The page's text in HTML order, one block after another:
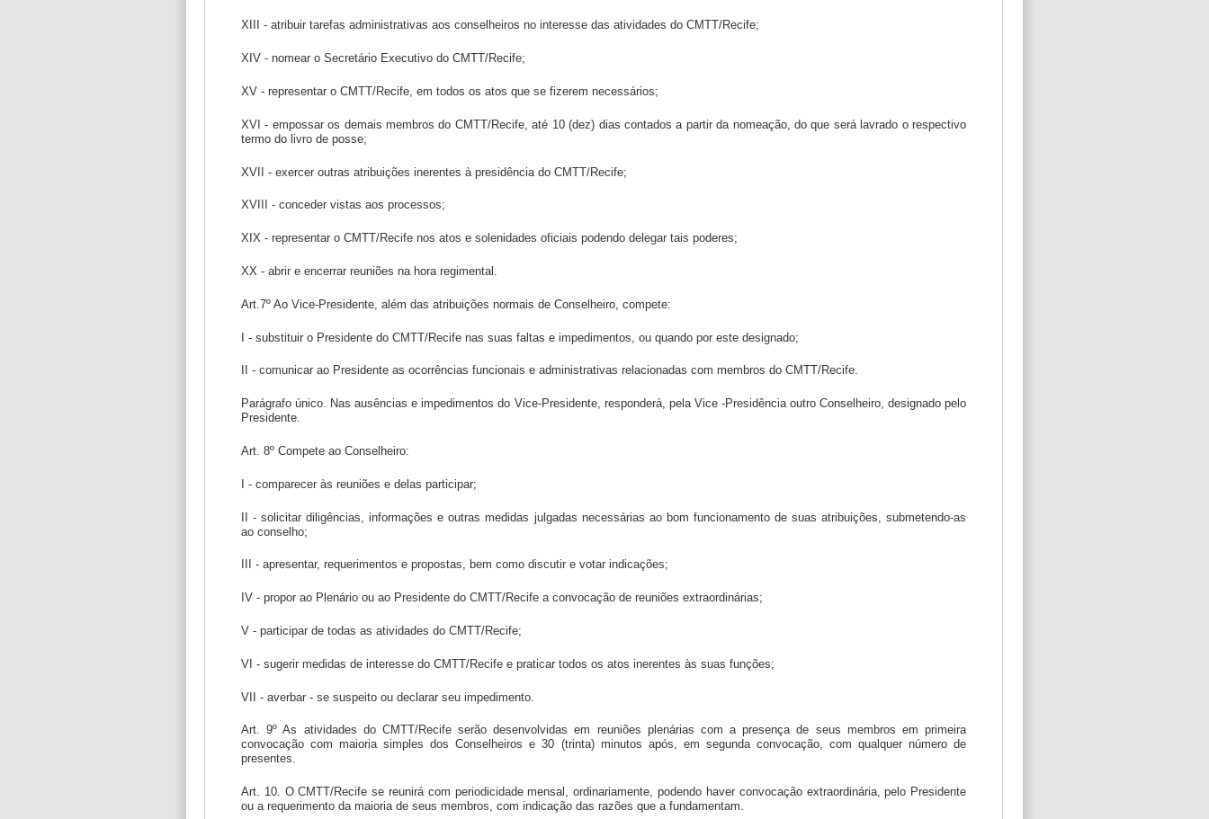
XIII - atribuir tarefas administrativas aos conselheiros no interesse das atividades do CMTT/Recife;
XIV - nomear o Secretário Executivo do CMTT/Recife;
XV - representar o CMTT/Recife, em todos os atos que se fizerem necessários;
XVI - empossar os demais membros do CMTT/Recife, até 10 (dez) dias contados a partir da nomeação, do que será lavrado o respectivo
termo do livro de posse;
XVII - exercer outras atribuições inerentes à presidência do CMTT/Recife;
XVIII - conceder vistas aos processos;
XIX - representar o CMTT/Recife nos atos e solenidades oficiais podendo delegar tais poderes;
XX - abrir e encerrar reuniões na hora regimental.
Art.7º Ao Vice-Presidente, além das atribuições normais de Conselheiro, compete:
I - substituir o Presidente do CMTT/Recife nas suas faltas e impedimentos, ou quando por este designado;
II - comunicar ao Presidente as ocorrências funcionais e administrativas relacionadas com membros do CMTT/Recife.
Parágrafo único. Nas ausências e impedimentos do Vice-Presidente, responderá, pela Vice -Presidência outro Conselheiro, designado pelo
Presidente.
Art. 8º Compete ao Conselheiro:
I - comparecer às reuniões e delas participar;
II - solicitar diligências, informações e outras medidas julgadas necessárias ao bom funcionamento de suas atribuições, submetendo-as
ao conselho;
III - apresentar, requerimentos e propostas, bem como discutir e votar indicações;
IV - propor ao Plenário ou ao Presidente do CMTT/Recife a convocação de reuniões extraordinárias;
V - participar de todas as atividades do CMTT/Recife;
VI - sugerir medidas de interesse do CMTT/Recife e praticar todos os atos inerentes às suas funções;
VII - averbar - se suspeito ou declarar seu impedimento.
Art. 9º As atividades do CMTT/Recife serão desenvolvidas em reuniões plenárias com a presença de seus membros em primeira
convocação com maioria simples dos Conselheiros e 30 (trinta) minutos após, em segunda convocação, com qualquer número de
presentes.
Art. 10. O CMTT/Recife se reunirá com periodicidade mensal, ordinariamente, podendo haver convocação extraordinária, pelo Presidente
ou a requerimento da maioria de seus membros, com indicação das razões que a fundamentam.